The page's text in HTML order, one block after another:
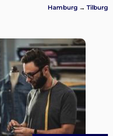
Hamburg → Tilburg